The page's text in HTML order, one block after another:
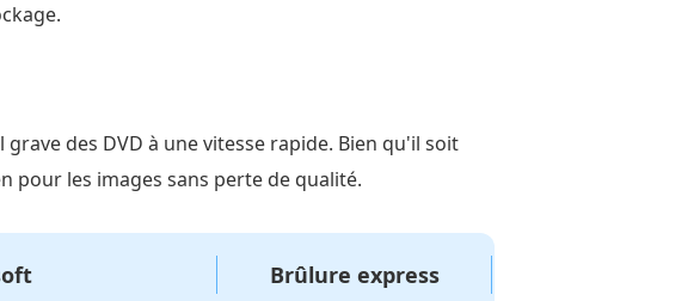
des DVD à une vitesse rapide. Bien qu'il soit
pour les images sans perte de qualité.
Brûlure express